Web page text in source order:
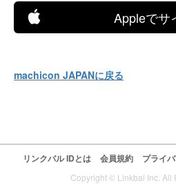
Appleでサ
machicon JAPANに戻る
リンクバル IDとは 会員規約 プライ
Copyright © Linkbal Inc. All